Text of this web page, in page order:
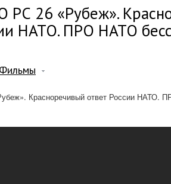
РС 26 «Рубеж».
НАТО. ПРО НАТО
Красноречивый ответ России НАТО.